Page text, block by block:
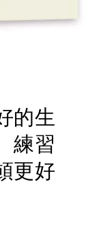
的生
練習
更好